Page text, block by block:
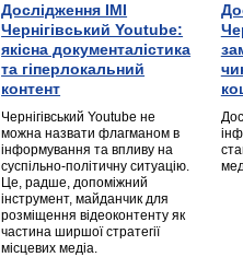
Дослідження ІМІ
Чернігівський Youtube:
якісна документалістика
та гіперлокальний
контент
Чернігівський Youtube не
можна назвати флагманом в
інформування та впливу на
суспільно-політичну ситуацію.
Це, радше, допоміжний
інструмент, майданчик для
розміщення відеоконтенту як
частина ширшої стратегії
місцевих медіа.